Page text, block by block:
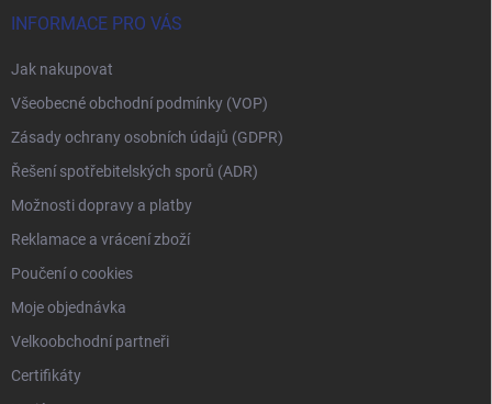
INFORMACE PRO VÁS
Jak nakupovat
Všeobecné obchodní podmínky (VOP)
Zásady ochrany osobních údajů (GDPR)
Řešení spotřebitelských sporů (ADR)
Možnosti dopravy a platby
Reklamace a vrácení zboží
Poučení o cookies
Moje objednávka
Velkoobchodní partneři
Certifikáty